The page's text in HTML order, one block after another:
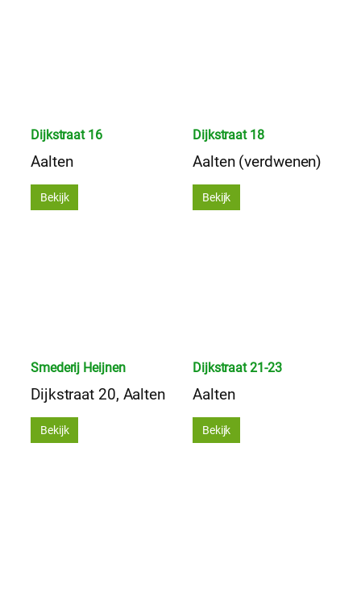
Dijkstraat 16
Aalten
Bekijk
Dijkstraat 18
Aalten (verdwenen)
Bekijk
Smederij Heijnen
Dijkstraat 20, Aalten
Bekijk
Dijkstraat 21-23
Aalten
Bekijk